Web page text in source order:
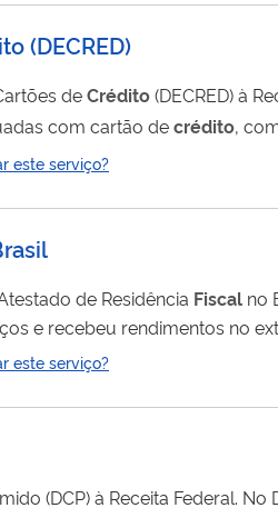
(DECRED)
deCrédito
com cartão decrédito,
e nove...
este serviço?
de Residência Fiscal no
e recebeu rendimentos no
ser encaminhado pela
este serviço?